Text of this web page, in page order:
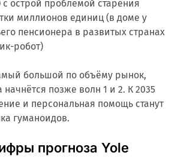
острой проблемой старения
миллионов единиц (в доме у
пенсионера в развитых странах
робот)
большой по объёму рынок,
позже волн 1 и 2. К 2035
и персональная помощь станут
гуманоидов.
прогноза Yole